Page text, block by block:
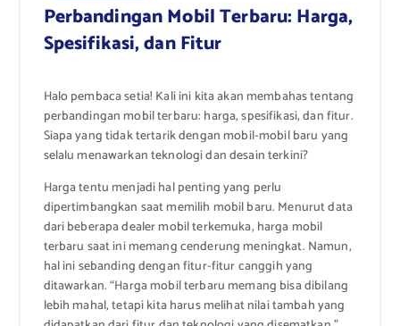
Perbandingan Mobil Terbaru: Harga,
Spesifikasi, dan Fitur
Halo pembaca setia! Kali ini kita akan membahas tentang
perbandingan mobil terbaru: harga, spesifikasi, dan fitur.
Siapa yang tidak tertarik dengan mobil-mobil baru yang
selalu menawarkan teknologi dan desain terkini?
Harga tentu menjadi hal penting yang perlu
dipertimbangkan saat memilih mobil baru. Menurut data
dari beberapa dealer mobil terkemuka, harga mobil
terbaru saat ini memang cenderung meningkat. Namun,
hal ini sebanding dengan fitur-fitur canggih yang
ditawarkan. “Harga mobil terbaru memang bisa dibilang
lebih mahal, tetapi kita harus melihat nilai tambah yang